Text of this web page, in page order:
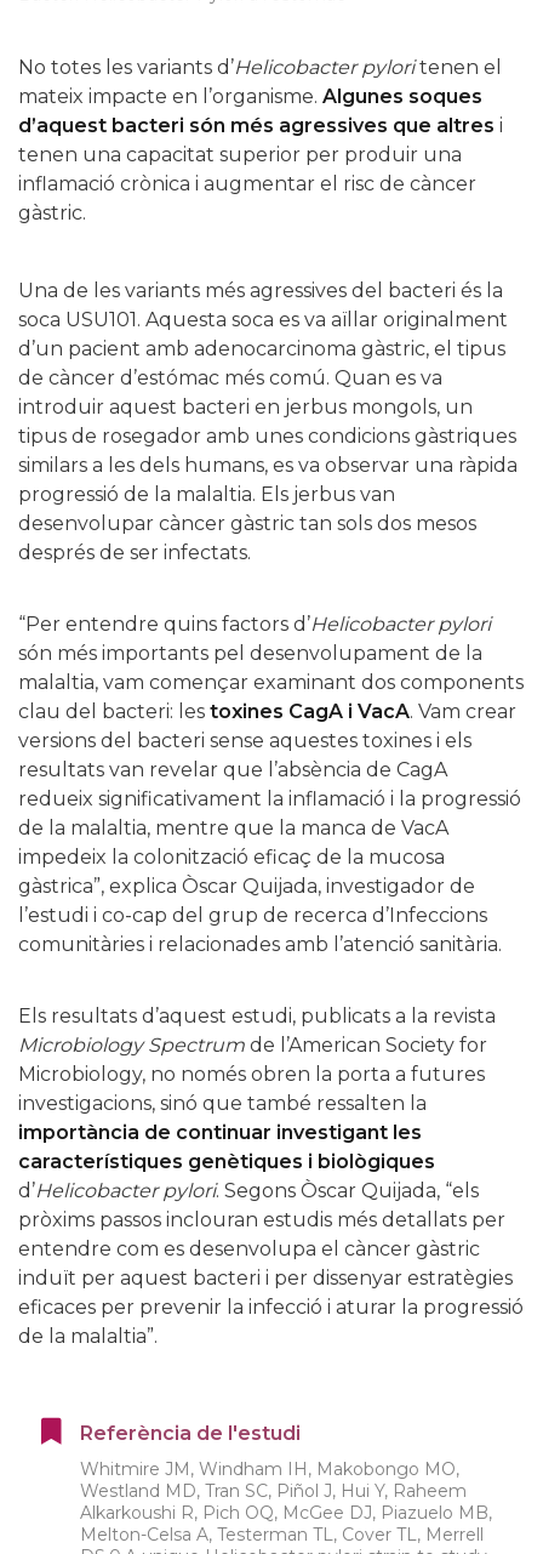
No totes les variants d’Helicobacter pyloritenen el
mateix impacte en l’organisme. Algunes soques
d’aquest bacteri són més agressives que altres i
tenen una capacitat superior per produir una
inflamació crònica i augmentar el risc de càncer
gàstric.
Una de les variants més agressives del bacteri és la
soca USU101. Aquesta soca es va aïllar originalment
d’un pacient amb adenocarcinoma gàstric, el tipus
de càncer d’estómac més comú. Quan es va
introduir aquest bacteri en jerbus mongols, un
tipus de rosegador amb unes condicions gàstriques
similars a les dels humans, es va observar una ràpida
progressió de la malaltia. Els jerbus van
desenvolupar càncer gàstric tan sols dos mesos
després de ser infectats.
“Per entendre quins factors d’Helicobacter pylori
són més importants pel desenvolupament de la
malaltia, vam començar examinant dos components
clau del bacteri: les toxines CagA i VacA. Vam crear
versions del bacteri sense aquestes toxines i els
resultats van revelar que l’absència de CagA
redueix significativament la inflamació i la progressió
de la malaltia, mentre que la manca de VacA
impedeix la colonització eficaç de la mucosa
gàstrica”, explica Òscar Quijada, investigador de
l’estudi i co-cap del grup de recerca d’Infeccions
comunitàries i relacionades amb l’atenció sanitària.
Els resultats d’aquest estudi, publicats a la revista
Microbiology Spectrum de l’American Society for
Microbiology, no només obren la porta a futures
investigacions, sinó que també ressalten la
importància de continuar investigant les
característiques genètiques i biològiques
d’Helicobacter pylori. Segons Òscar Quijada, “els
pròxims passos inclouran estudis més detallats per
entendre com es desenvolupa el càncer gàstric
induït per aquest bacteri i per dissenyar estratègies
eficaces per prevenir la infecció i aturar la progressió
de la malaltia”.
Referència de l'estudi
Whitmire JM, Windham IH, Makobongo MO,
Westland MD, Tran SC, Piñol J, Hui Y, Raheem
Alkarkoushi R, Pich OQ, McGee DJ, Piazuelo MB,
Melton-Celsa A, Testerman TL, Cover TL, Merrell